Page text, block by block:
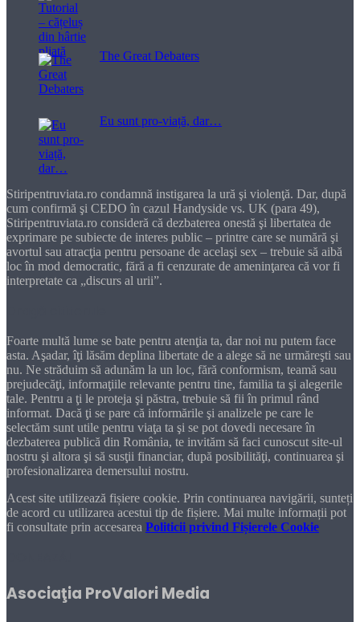
The Great Debaters
Eu sunt pro-viață, dar…
Stiripentruviata.ro condamnă instigarea la ură şi violenţă. Dar, după
cum confirmă şi CEDO în cazul Handyside vs. UK (para 49),
Stiripentruviata.ro consideră că dezbaterea onestă şi libertatea de
exprimare pe subiecte de interes public – printre care se numără şi
avortul sau atracţia pentru persoane de acelaşi sex – trebuie să aibă
loc în mod democratic, fără a fi cenzurate de ameninţarea că vor fi
interpretate ca „discurs al urii”.
Foarte multă lume se bate pentru atenţia ta, dar noi nu putem face
asta. Aşadar, îţi lăsăm deplina libertate de a alege să ne urmăreşti sau
nu. Ne străduim să adunăm la un loc, fără conformism, teamă sau
prejudecăţi, informaţiile relevante pentru tine, familia ta şi alegerile
tale. Pentru a ţi le proteja şi păstra, trebuie să fii în primul rând
informat. Dacă ţi se pare că informările şi analizele pe care le
selectăm sunt utile pentru viaţa ta şi se pot dovedi necesare în
dezbaterea publică din România, te invităm să faci cunoscut site-ul
nostru şi altora şi să susţii financiar, după posibilităţi, continuarea şi
profesionalizarea demersului nostru.
Acest site utilizează fișiere cookie. Prin continuarea navigării, sunteți
de acord cu utilizarea acestui tip de fișiere. Mai multe informații pot
fi consultate prin accesarea Politicii privind Fișierele Cookie
Asociaţia ProValori Media